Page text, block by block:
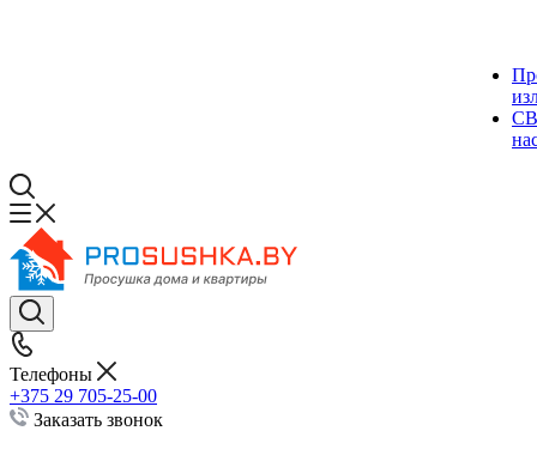
Телефоны
+375 29 705-25-00
Заказать звонок